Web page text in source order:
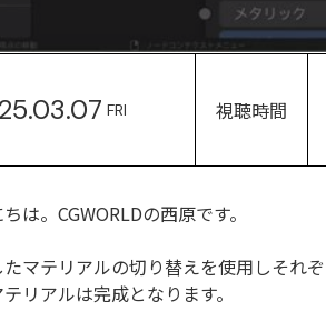
FRI 視聴時間
は。CGWORLDの西原です。
マテリアルの切り替えを使用しそれ
リアルは完成となります。